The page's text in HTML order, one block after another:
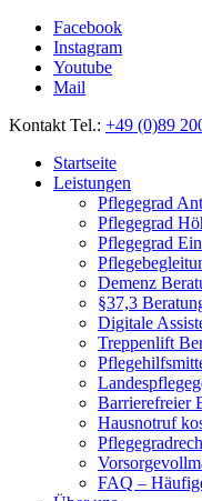
Facebook
Instagram
Youtube
Mail
Kontakt Tel.: +49 (0)89
Startseite
Leistungen
Pflegegrad
Pflegegrad
Pflegegrad
Demenz
§37,3
Digitale
Treppenlift
Barrierefreier
Hausnotruf
FAQ –